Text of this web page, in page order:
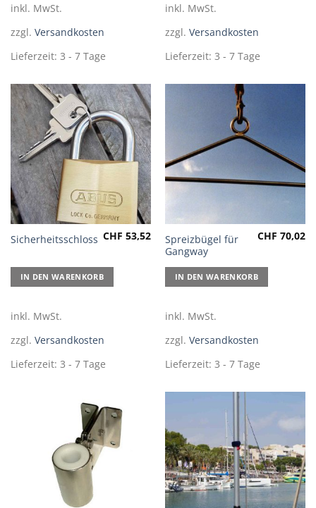
inkl. MwSt.
zzgl. Versandkosten
Lieferzeit: 3 - 7 Tage
auf.
Optionen
können
inkl. MwSt.
zzgl. Versandkosten
Lieferzeit: 3 - 7 Tage
Sicherheitsschloss CHF 53,52
IN DEN WARENKORB
inkl. MwSt.
zzgl. Versandkosten
Lieferzeit: 3 - 7 Tage
Spreizbügel für
Gangway
CHF 70,02
IN DEN WARENKORB
inkl. MwSt.
zzgl. Versandkosten
Lieferzeit: 3 - 7 Tage